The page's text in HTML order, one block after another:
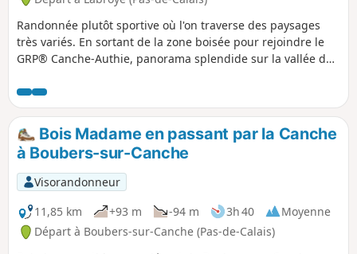
Randonnée plutôt sportive où l'on traverse des paysages
très variés. En sortant de la zone boisée pour rejoindre le
GRP® Canche-Authie, panorama splendide sur la vallée de
Bois Madame en passant par la Canche
à Boubers-sur-Canche
Visorandonneur
11,85 km
+93 m -94 m 3h 40
Moyenne
Départ à Boubers-sur-Canche (Pas-de-Calais)